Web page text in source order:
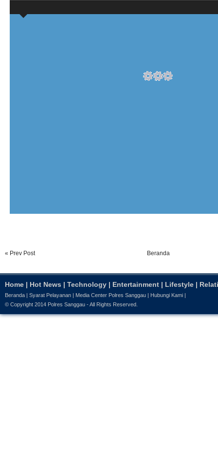
« Prev Post Beranda
Home | Hot News | Technology | Entertainment | Lifestyle |
Beranda Syarat Pelayanan Media Center Polres Sanggau Hubungi Kami
© Copyright 2014 Polres Sanggau - All Rights Reserved.